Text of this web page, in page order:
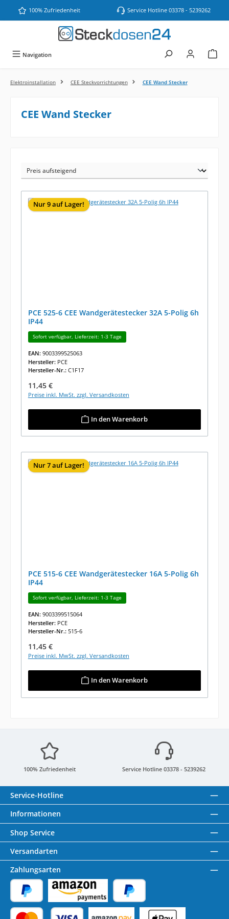
Zum Hauptinhalt springen
100% Zufriedenheit Service Hotline 03378 - 5239262
Navigation
Elektroinstallation CEE Steckvorrichtungen CEE Wand Stecker
CEE Wand Stecker
Nur 9 auf Lager!
PCE 525-6 CEE Wandgerätestecker 32A 5-Polig 6h
IP44
Sofort verfügbar, Lieferzeit: 1-3 Tage
EAN: 9003399525063
Hersteller: PCE
Hersteller-Nr.: C1F17
Regulärer Preis:
11,45 €
Preise inkl. MwSt. zzgl. Versandkosten
In den Warenkorb
Nur 7 auf Lager!
PCE 515-6 CEE Wandgerätestecker 16A 5-Polig 6h
IP44
Sofort verfügbar, Lieferzeit: 1-3 Tage
EAN: 9003399515064
Hersteller: PCE
Hersteller-Nr.: 515-6
Regulärer Preis:
11,45 €
Preise inkl. MwSt. zzgl. Versandkosten
In den Warenkorb
100% Zufriedenheit Service Hotline 03378 - 5239262
Service-Hotline
Informationen
Shop Service
Versandarten
Zahlungsarten
PayPal Amazon Pay Später Bezahlen